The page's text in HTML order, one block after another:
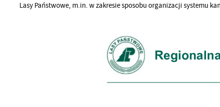
Lasy Państwowe, m.in. w zakresie sposobu organizacji systemu